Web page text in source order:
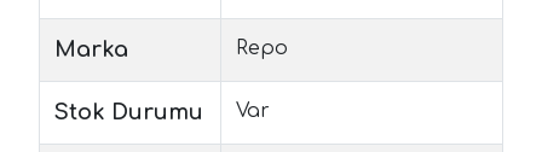
Marka Repo
Stok Durumu Var